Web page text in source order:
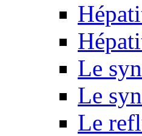
Le
Le
Le